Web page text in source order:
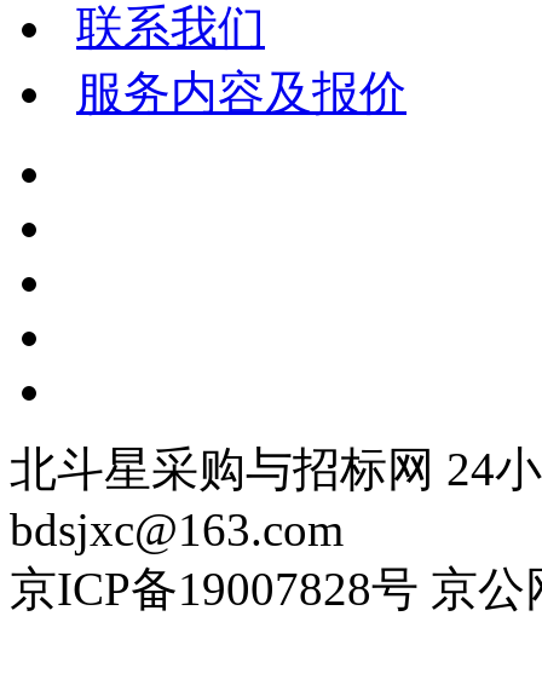
联系我们
服务内容及报价
北斗星采购与招标网 24
bdsjxc@163.com
京ICP备19007828号 京